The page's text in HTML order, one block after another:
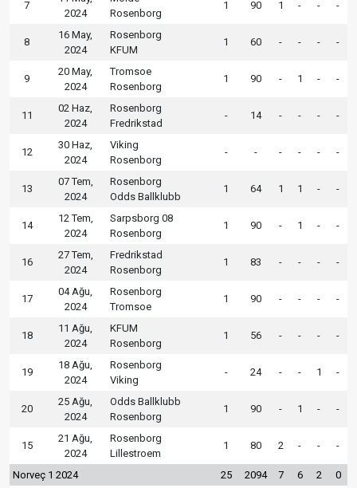
7
2024
Rosenborg
1 90 1 - - -
8
16 May,
2024
Rosenborg
KFUM
1 60 - - - -
9
20 May,
2024
Tromsoe
Rosenborg
1 90 - 1 - -
11
02 Haz,
2024
Rosenborg
Fredrikstad
- 14 - - - -
12
30 Haz,
2024
Viking
Rosenborg
- - - - - -
13
07 Tem,
2024
Rosenborg
Odds Ballklubb
1 64 1 1 - -
14
12 Tem,
2024
Sarpsborg 08
Rosenborg
1 90 - 1 - -
16
27 Tem,
2024
Fredrikstad
Rosenborg
1 83 - - - -
17
04 Ağu,
2024
Rosenborg
Tromsoe
1 90 - - - -
18
11 Ağu,
2024
KFUM
Rosenborg
1 56 - - - -
19
18 Ağu,
2024
Rosenborg
Viking
- 24 - - 1 -
20
25 Ağu,
2024
Odds Ballklubb
Rosenborg
1 90 - 1 - -
15
21 Ağu,
2024
Rosenborg
Lillestroem
1 80 2 - - -
Norveç 1 2024 25 2094 7 6 2 0